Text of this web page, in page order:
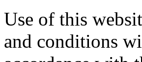
Use of this
and conditions